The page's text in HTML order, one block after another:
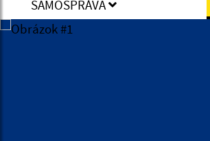
SAMOSPRÁVA